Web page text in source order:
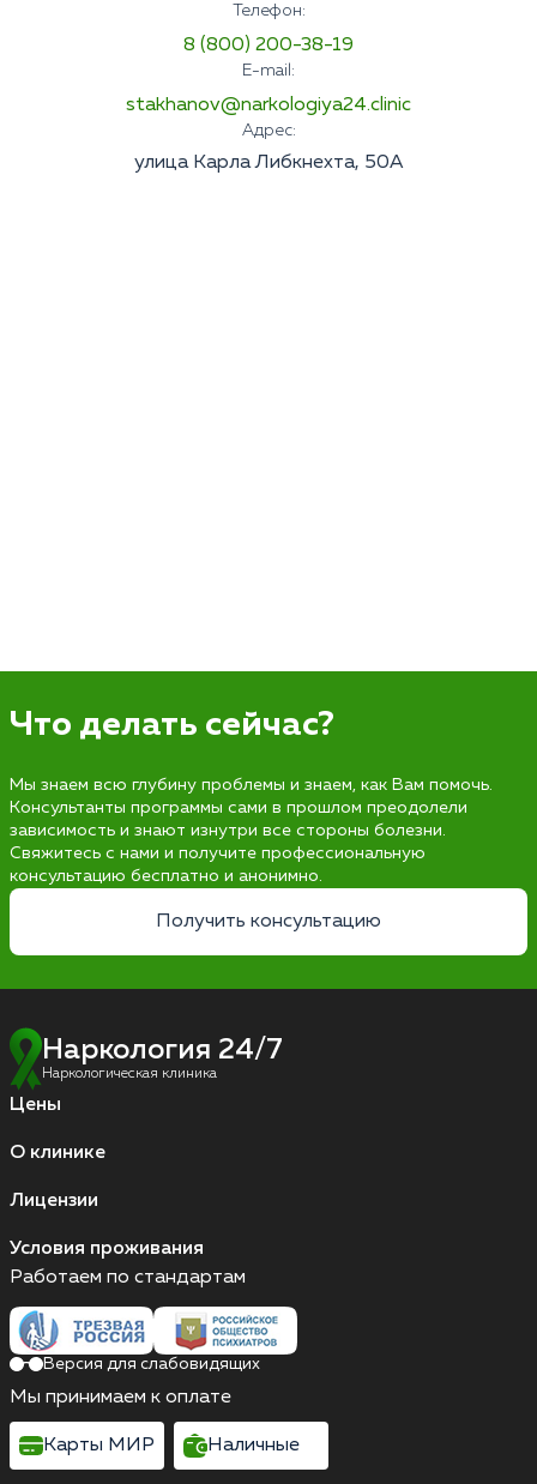
Телефон:
8 (800) 200-38-19
E-mail:
stakhanov@narkologiya24.clinic
Адрес:
улица Карла Либкнехта, 50А
Что делать сейчас?
Мы знаем всю глубину проблемы и знаем, как Вам помочь.
Консультанты программы сами в прошлом преодолели
зависимость и знают изнутри все стороны болезни.
Свяжитесь с нами и получите профессиональную
консультацию бесплатно и анонимно.
Получить консультацию
Наркология 24/7
Наркологическая клиника
Цены
О клинике
Лицензии
Условия проживания
Работаем по стандартам
Версия для слабовидящих
Мы принимаем к оплате
Карты МИР Наличные